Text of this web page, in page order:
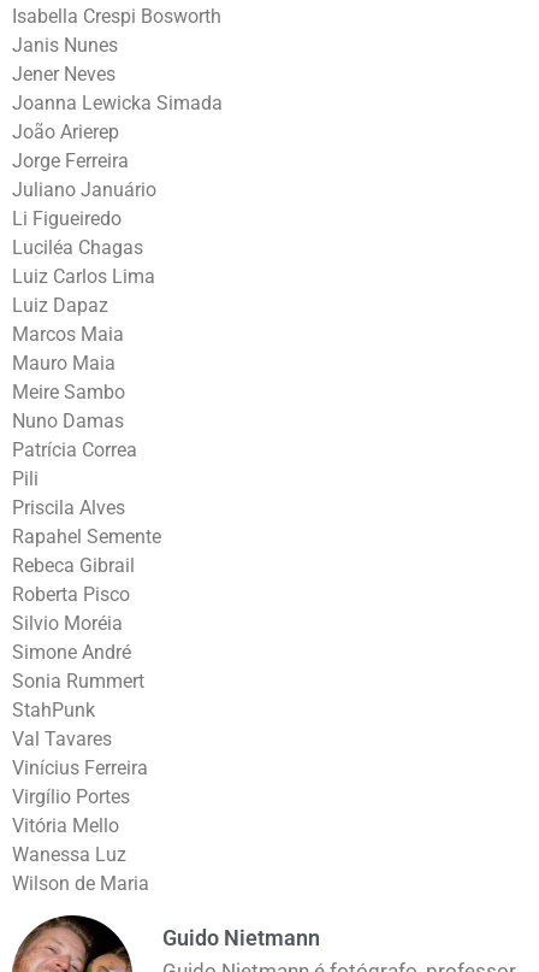
Isabella Crespi Bosworth
Janis Nunes
Jener Neves
Joanna Lewicka Simada
João Arierep
Jorge Ferreira
Juliano Januário
Li Figueiredo
Luciléa Chagas
Luiz Carlos Lima
Luiz Dapaz
Marcos Maia
Mauro Maia
Meire Sambo
Nuno Damas
Patrícia Correa
Pili
Priscila Alves
Rapahel Semente
Rebeca Gibrail
Roberta Pisco
Silvio Moréia
Simone André
Sonia Rummert
StahPunk
Val Tavares
Vinícius Ferreira
Virgílio Portes
Vitória Mello
Wanessa Luz
Wilson de Maria
Guido Nietmann